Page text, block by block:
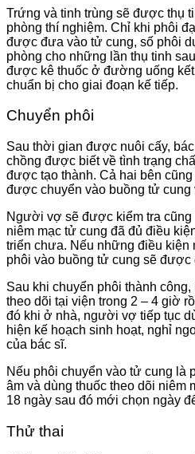
Trứng và tinh trùng sẽ được thụ
phòng thí nghiệm. Chỉ khi phôi
được đưa vào tử cung, số phôi
phòng cho những lần thụ tinh
được kê thuốc ở đường uống
chuẩn bị cho giai đoạn kế tiếp.
Chuyển phôi
Sau thời gian được nuôi cấy,
chồng được biết về tình trạng
được tạo thành. Cả hai bên
được chuyển vào buồng tử cung
Người vợ sẽ được kiểm tra
niêm mạc tử cung đã đủ điều
triển chưa. Nếu những điều kiện
phôi vào buồng tử cung sẽ được
Sau khi chuyển phôi thành
theo dõi tại viện trong 2 – 4 giờ
đó khi ở nhà, người vợ tiếp tục
hiện kế hoạch sinh hoạt, nghỉ
của bác sĩ.
Nếu phôi chuyển vào tử cung là
âm và dùng thuốc theo dõi niêm
18 ngày sau đó mới chọn ngày
Thử thai